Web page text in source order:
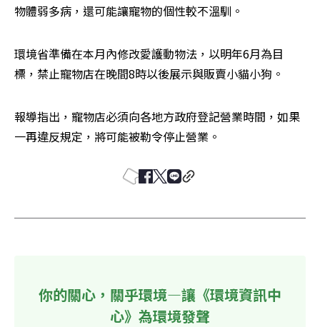
物體弱多病，還可能讓寵物的個性較不溫馴。
環境省準備在本月內修改愛護動物法，以明年6月為目
標，禁止寵物店在晚間8時以後展示與販賣小貓小狗。
報導指出，寵物店必須向各地方政府登記營業時間，如果
一再違反規定，將可能被勒令停止營業。
你的關心，關乎環境—讓《環境資訊中
心》為環境發聲